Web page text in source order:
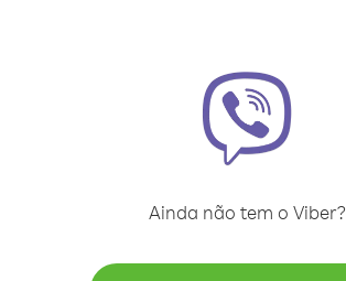
Ainda não tem o Viber?